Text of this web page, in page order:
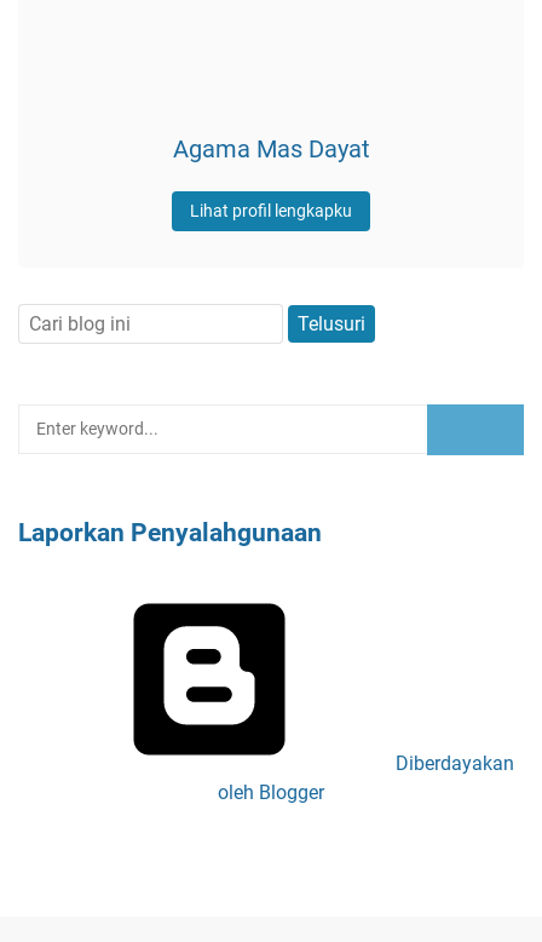
Agama Mas Dayat
Lihat profil lengkapku
Laporkan Penyalahgunaan
Diberdayakan
oleh Blogger